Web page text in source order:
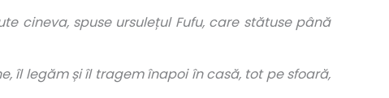
cineva, spuse ursulețul Fufu, care stătuse până
îl legăm și îl tragem înapoi în casă, tot pe sfoară,